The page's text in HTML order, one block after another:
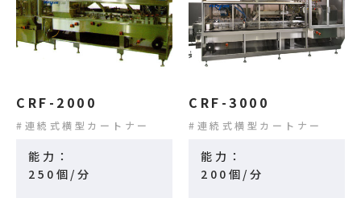
CRF-2000
連続式横型カートナー
能力：
250個/分
CRF-3000
連続式横型カートナー
能力：
200個/分